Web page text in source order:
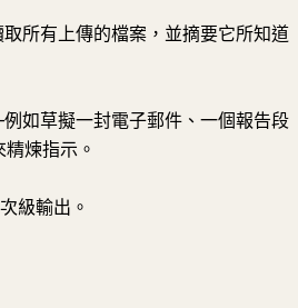
所有上傳的檔案，並摘要它所知道
如草擬一封電子郵件、一個報告段
煉指示。
級輸出。